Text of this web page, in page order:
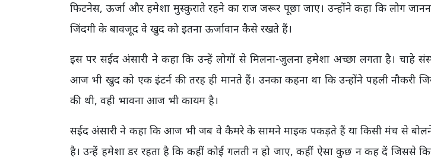
फिटनेस, ऊर्जा और हमेशा मुस्कुराते रहने का राज जरूर पूछा जाए। उन्होंने कहा कि लोग
जिंदगी के बावजूद वे खुद को इतना ऊर्जावान कैसे रखते हैं।
इस पर सईद अंसारी ने कहा कि उन्हें लोगों से मिलना-जुलना हमेशा अच्छा लगता है। चाहे
आज भी खुद को एक इंटर्न की तरह ही मानते हैं। उनका कहना था कि उन्होंने पहली नौकरी
की थी, वही भावना आज भी कायम है।
सईद अंसारी ने कहा कि आज भी जब वे कैमरे के सामने माइक पकड़ते हैं या किसी मंच से बोलने
है। उन्हें हमेशा डर रहता है कि कहीं कोई गलती न हो जाए, कहीं ऐसा कुछ न कह दें जिससे